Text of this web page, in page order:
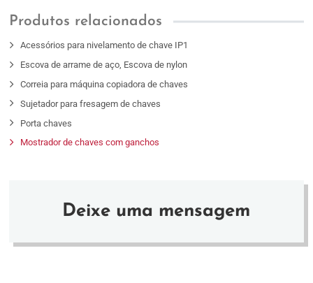
Produtos relacionados
Acessórios para nivelamento de chave IP1
Escova de arrame de aço, Escova de nylon
Correia para máquina copiadora de chaves
Sujetador para fresagem de chaves
Porta chaves
Mostrador de chaves com ganchos
Deixe uma mensagem